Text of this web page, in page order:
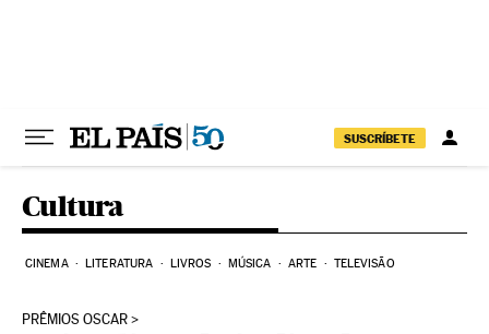
SUSCRÍBETE
Cultura
CINEMA LITERATURA LIVROS MÚSICA ARTE TELEVISÃO
PRÊMIOS OSCAR